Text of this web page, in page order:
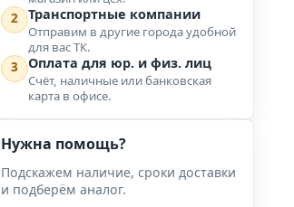
2
Транспортные компании
Отправим в другие города удобной
для вас ТК.
3
Оплата для юр. и физ. лиц
Счёт, наличные или банковская
карта в офисе.
Нужна помощь?
Подскажем наличие, сроки доставки
и подберём аналог.